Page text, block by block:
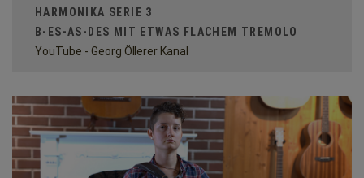
HARMONIKA SERIE 3
B-ES-AS-DES MIT ETWAS FLACHEM TREMOLO
YouTube - Georg Öllerer Kanal